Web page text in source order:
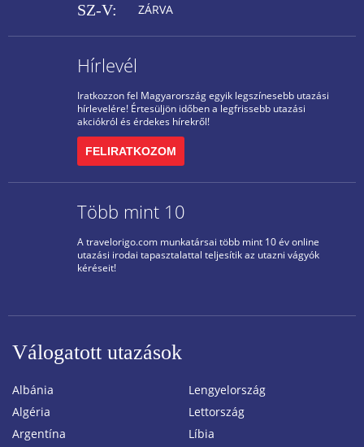
SZ-V: ZÁRVA
Hírlevél
Iratkozzon fel Magyarország egyik legszínesebb utazási
hírlevelére! Értesüljön időben a legfrissebb utazási
akciókról és érdekes hírekről!
FELIRATKOZOM
Több mint 10
A travelorigo.com munkatársai több mint 10 év online
utazási irodai tapasztalattal teljesítik az utazni vágyók
kéréseit!
Válogatott utazások
Albánia
Algéria
Argentína
Lengyelország
Lettország
Líbia